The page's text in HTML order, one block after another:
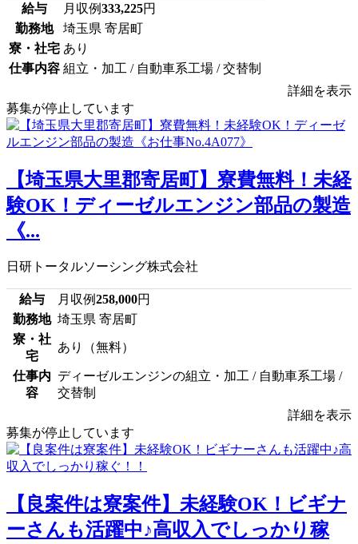
給与 月収例333,225円
勤務地
埼玉県 寄居町
寮・社宅 あり
仕事内容 組立・加工 / 自動車系工場 / 交替制
詳細を表示
募集が停止しています
【埼玉県大里郡寄居町】寮費無料！未経
験OK！ディーゼルエンジン部品の製造
《...
日研トータルソーシング株式会社
給与 月収例258,000円
勤務地 埼玉県 寄居町
寮・社
宅
あり（無料）
仕事内
容
ディーゼルエンジンの組立・加工 / 自動車系工場 /
交替制
詳細を表示
募集が停止しています
【良案件は寮案件】未経験OK！ビギナ
ーさんも活躍中♪高収入でしっかり稼